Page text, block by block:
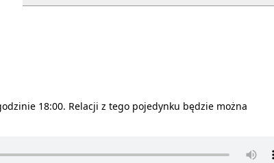
18:00. Relacji z tego pojedynku będzie można